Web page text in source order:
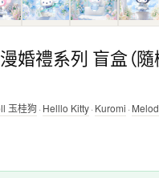
婚禮系列 盲盒（隨
玉桂狗· Helllo Kitty· Kuromi ·